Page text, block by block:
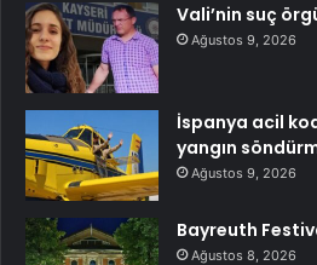
Vali’nin suç
Ağustos 9, 2026
İspanya acil
yangın
Ağustos 9, 2026
Bayreuth
Ağustos 8, 2026